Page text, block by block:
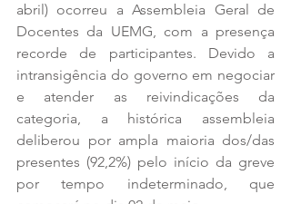
abril) ocorreu a Assembleia Geral de
Docentes da UEMG, com a presença
recorde de participantes. Devido a
intransigência do governo em negociar
e atender as reivindicações da
categoria, a histórica assembleia
deliberou por ampla maioria dos/das
presentes (92,2%) pelo início da greve
por tempo indeterminado, que